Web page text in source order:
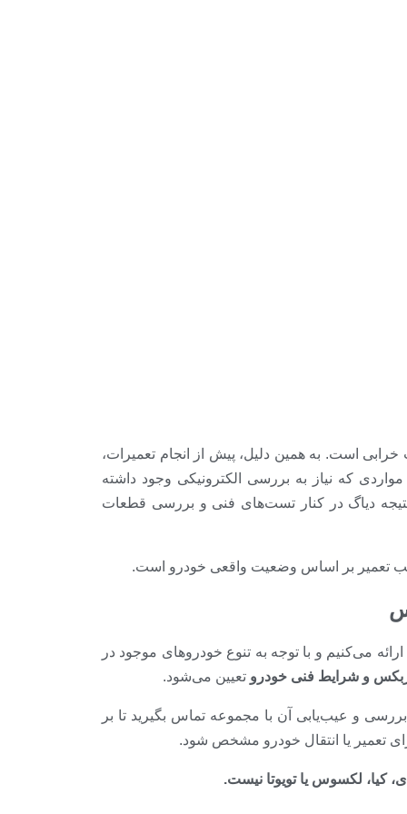
است. به همین دلیل، پیش از انجام تعمیرات،
که نیاز به بررسی الکترونیکی وجود داشته
دیاگ در کنار تست‌های فنی و بررسی قطعات
تعمیر بر اساس وضعیت واقعی خودرو است.
می‌کنیم و با توجه به تنوع خودروهای موجود در
و شرایط فنی خودرو تعیین می‌شود.
و عیب‌یابی آن با مجموعه تماس بگیرید تا بر
تعمیر یا انتقال خودرو مشخص شود.
کیا، لکسوس یا تویوتا نیست.